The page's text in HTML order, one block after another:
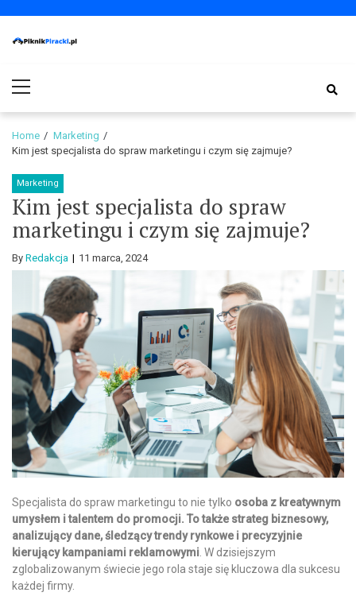
navigation
content
Menu
Home
Marketing
Kim jest specjalista do spraw marketingu i czym się zajmuje?
Marketing
Kim jest specjalista do spraw
marketingu i czym się zajmuje?
By Redakcja 11 marca, 2024
Specjalista do spraw marketingu to nie tylko osoba z kreatywnym
umysłem i talentem do promocji. To także strateg biznesowy,
analizujący dane, śledzący trendy rynkowe i precyzyjnie
kierujący kampaniami reklamowymi. W dzisiejszym
zglobalizowanym świecie jego rola staje się kluczowa dla sukcesu
każdej firmy.